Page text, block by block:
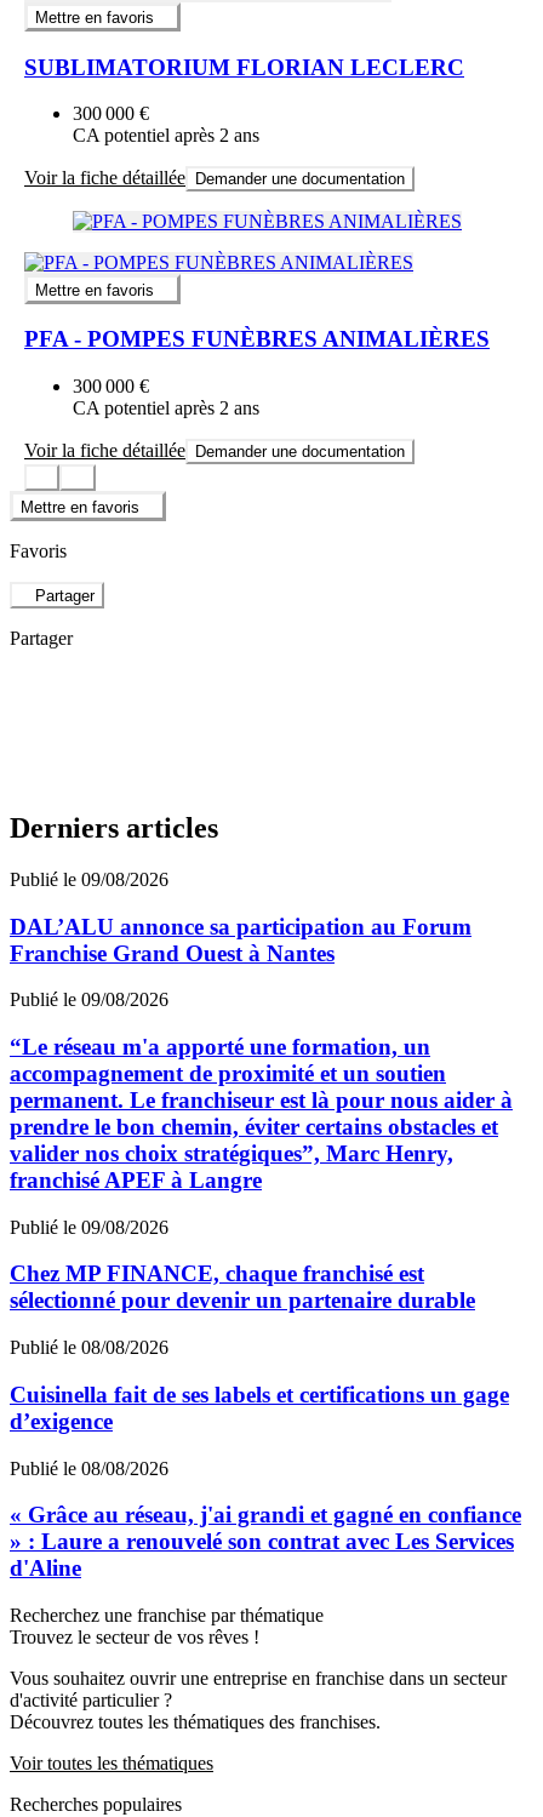
Mettre en favoris
SUBLIMATORIUM FLORIAN LECLERC
300 000 €
CA potentiel après 2 ans
Voir la fiche détaillée Demander une documentation
Mettre en favoris
PFA - POMPES FUNÈBRES ANIMALIÈRES
300 000 €
CA potentiel après 2 ans
Voir la fiche détaillée Demander une documentation
Mettre en favoris
Favoris
Partager
Partager
Derniers articles
Publié le 09/08/2026
DAL’ALU annonce sa participation au Forum
Franchise Grand Ouest à Nantes
Publié le 09/08/2026
“Le réseau m'a apporté une formation, un
accompagnement de proximité et un soutien
permanent. Le franchiseur est là pour nous aider à
prendre le bon chemin, éviter certains obstacles et
valider nos choix stratégiques”, Marc Henry,
franchisé APEF à Langre
Publié le 09/08/2026
Chez MP FINANCE, chaque franchisé est
sélectionné pour devenir un partenaire durable
Publié le 08/08/2026
Cuisinella fait de ses labels et certifications un gage
d’exigence
Publié le 08/08/2026
« Grâce au réseau, j'ai grandi et gagné en confiance
» : Laure a renouvelé son contrat avec Les Services
d'Aline
Recherchez une franchise par thématique
Trouvez le secteur de vos rêves !
Vous souhaitez ouvrir une entreprise en franchise dans un secteur
d'activité particulier ?
Découvrez toutes les thématiques des franchises.
Voir toutes les thématiques
Recherches populaires